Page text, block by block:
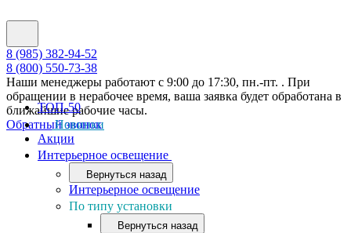
8 (985) 382-94-52
8 (800) 550-73-38
Наши менеджеры работают с 9:00 до 17:30, пн.-пт. . При
обращении в нерабочее время, ваша заявка будет обработана в
ближайшие рабочие часы.
Обратный звонок
ТОП-50
Новинки
Акции
Интерьерное освещение
Вернуться назад
Интерьерное освещение
По типу установки
Вернуться назад